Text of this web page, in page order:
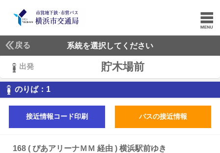
戻る 系統を選択してください
出発 貯木場前
のりば： 1
接近情報コード印刷 バスの接近情報
168 ( ぴあアリーナＭＭ 経由 ) 横浜駅前ゆき